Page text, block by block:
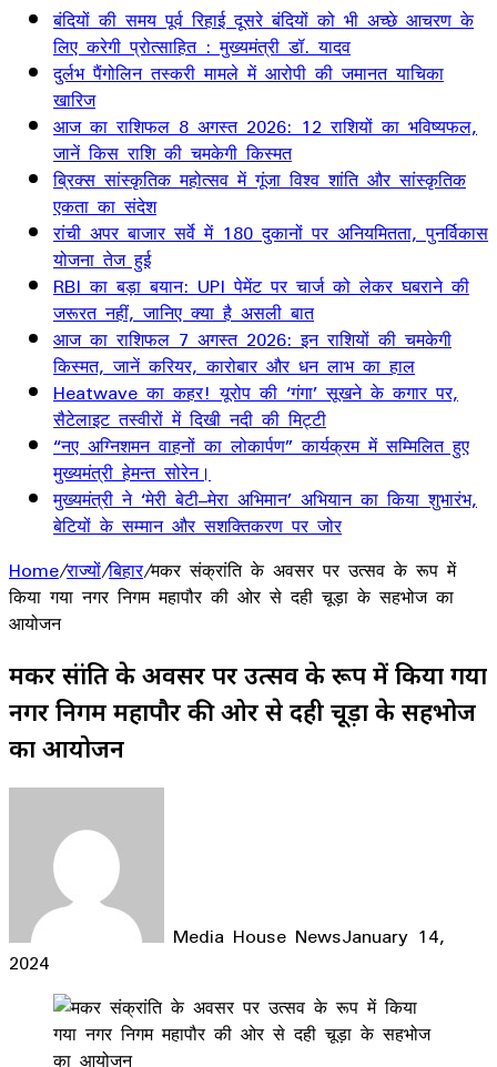
बंदियों की समय पूर्व रिहाई दूसरे बंदियों को भी अच्छे आचरण के
लिए करेगी प्रोत्साहित : मुख्यमंत्री डॉ. यादव
दुर्लभ पैंगोलिन तस्करी मामले में आरोपी की जमानत याचिका
खारिज
आज का राशिफल 8 अगस्त 2026: 12 राशियों का भविष्यफल,
जानें किस राशि की चमकेगी किस्मत
ब्रिक्स सांस्कृतिक महोत्सव में गूंजा विश्व शांति और सांस्कृतिक
एकता का संदेश
रांची अपर बाजार सर्वे में 180 दुकानों पर अनियमितता, पुनर्विकास
योजना तेज हुई
RBI का बड़ा बयान: UPI पेमेंट पर चार्ज को लेकर घबराने की
जरूरत नहीं, जानिए क्या है असली बात
आज का राशिफल 7 अगस्त 2026: इन राशियों की चमकेगी
किस्मत, जानें करियर, कारोबार और धन लाभ का हाल
Heatwave का कहर! यूरोप की ‘गंगा’ सूखने के कगार पर,
सैटेलाइट तस्वीरों में दिखी नदी की मिट्टी
“नए अग्निशमन वाहनों का लोकार्पण” कार्यक्रम में सम्मिलित हुए
मुख्यमंत्री हेमन्त सोरेन।
मुख्यमंत्री ने ‘मेरी बेटी–मेरा अभिमान’ अभियान का किया शुभारंभ,
बेटियों के सम्मान और सशक्तिकरण पर जोर
Home/राज्यों/बिहार/मकर संक्रांति के अवसर पर उत्सव के रूप में
किया गया नगर निगम महापौर की ओर से दही चूड़ा के सहभोज का
आयोजन
मकर संक्रांति के अवसर पर उत्सव के रूप में किया गया
नगर निगम महापौर की ओर से दही चूड़ा के सहभोज
का आयोजन
Media House NewsJanuary 14,
2024
Facebook
LinkedIn
WhatsApp
Telegram